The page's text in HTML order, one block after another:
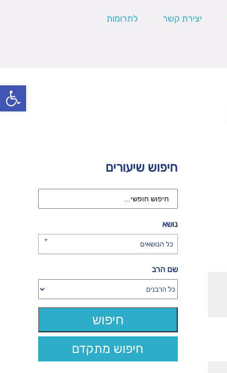
פתח
יצירת קשר לתרומות
חיפוש שיעורים
נושא
כל הנושאים
שם הרב
חיפוש מתקדם